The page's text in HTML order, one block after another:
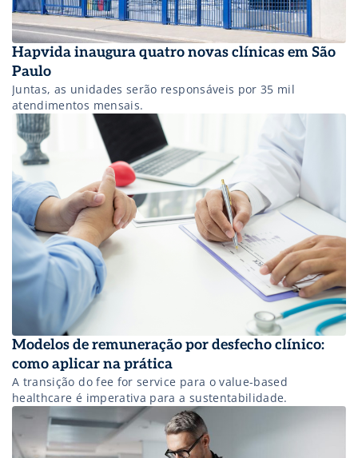
Hapvida inaugura quatro novas clínicas em São
Paulo
Juntas, as unidades serão responsáveis por 35 mil
atendimentos mensais.
Modelos de remuneração por desfecho clínico:
como aplicar na prática
A transição do fee for service para o value-based
healthcare é imperativa para a sustentabilidade.